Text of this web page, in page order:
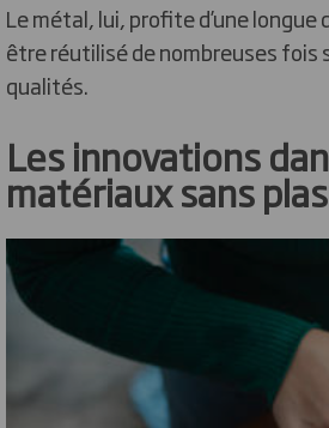
Le métal, lui, profite d’une longue
être réutilisé de nombreuses fois
qualités.
Les innovations
matériaux sans